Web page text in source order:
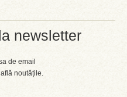
newsletter
de email
noutățile.